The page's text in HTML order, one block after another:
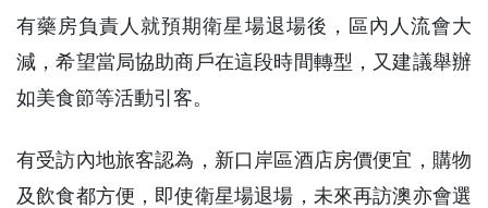
有藥房負責人就預期衛星場退場後，區內人流會大
減，希望當局協助商戶在這段時間轉型，又建議舉辦
如美食節等活動引客。
有受訪內地旅客認為，新口岸區酒店房價便宜，購物
及飲食都方便，即使衛星場退場，未來再訪澳亦會選